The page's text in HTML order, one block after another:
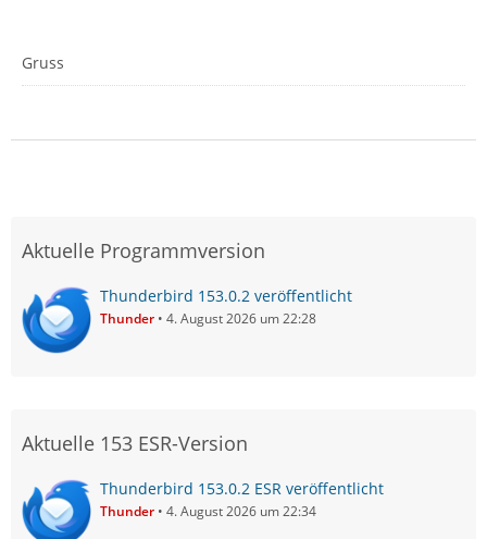
Gruss
Aktuelle Programmversion
Thunderbird 153.0.2 veröffentlicht
Thunder 4. August 2026 um 22:28
Aktuelle 153 ESR-Version
Thunderbird 153.0.2 ESR veröffentlicht
Thunder 4. August 2026 um 22:34